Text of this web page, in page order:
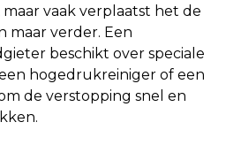
vaak verplaatst het de
maar verder. Een
beschikt over speciale
hogedrukreiniger of een
de verstopping snel en